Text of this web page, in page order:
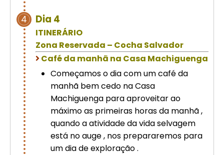
4 Dia 4
ITINERÁRIO
Zona Reservada – Cocha Salvador
Café da manhã na Casa Machiguenga
Começamos o dia com um café da
manhã bem cedo na Casa
Machiguenga para aproveitar ao
máximo as primeiras horas da manhã ,
quando a atividade da vida selvagem
está no auge , nos prepararemos para
um dia de exploração .